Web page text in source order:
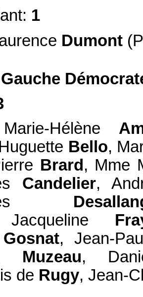
1
Dumont
Hélène
Bello,
Brard, Mme
Candelier,
Gosnat, Jean-
Muzeau,
de Rugy, Jean-